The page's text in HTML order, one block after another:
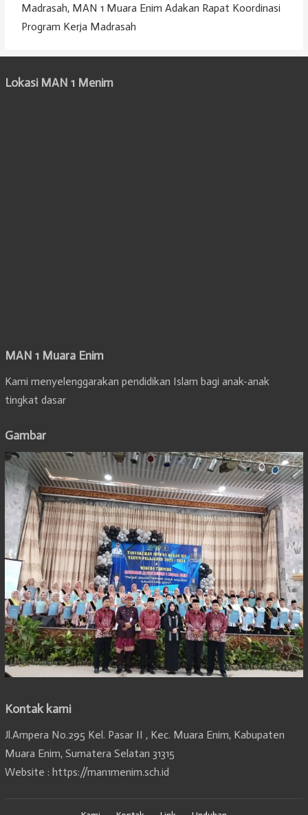
Madrasah, MAN 1 Muara Enim Adakan Rapat Koordinasi
Program Kerja Madrasah
Lokasi MAN 1 Menim
MAN 1 Muara Enim
Kami menyelenggarakan pendidikan Islam bagi anak-anak
tingkat dasar
Gambar
Kontak kami
Jl.Ampera No.295 Kel. Pasar II , Kec. Muara Enim, Kabupaten
Muara Enim, Sumatera Selatan 31315
Website : https://man1menim.sch.id